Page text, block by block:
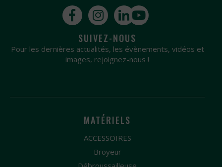
SUIVEZ-NOUS
Pour les dernières actualités, les évènements, vidéos et
images, rejoignez-nous !
MATÉRIELS
ACCESSOIRES
Broyeur